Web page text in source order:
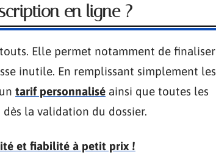
en ligne ?
Elle permet notamment de finaliser
inutile. En remplissant simplement les
tarif personnalisé ainsi que toutes les
la validation du dossier.
et fiabilité à petit prix !